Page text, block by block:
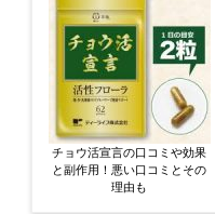
チョウ活宣言の口コミや効果
と副作用！悪い口コミとその
理由も